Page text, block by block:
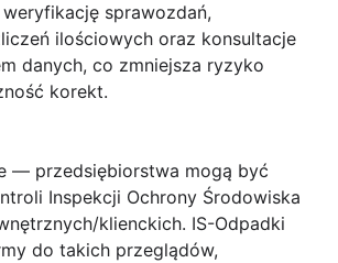
sprawozdań,
ilościowych oraz konsultacje
danych, co zmniejsza ryzyko
korekt.
— przedsiębiorstwa mogą być
Inspekcji Ochrony Środowiska
klienckich. IS-Odpadki
do takich przeglądów,